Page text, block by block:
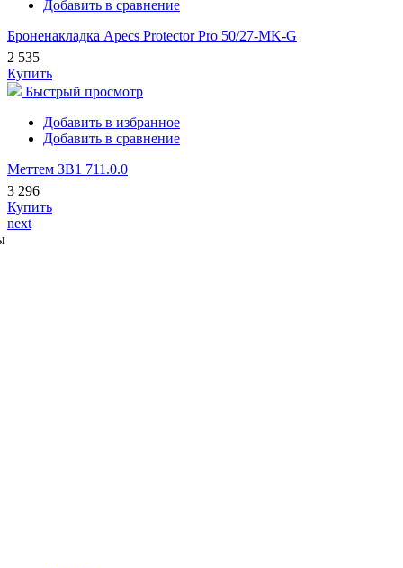
Добавить в сравнение
Броненакладка Apecs Protector Pro 50/27-MK-G
2 535
Купить
Быстрый просмотр
Добавить в избранное
Добавить в сравнение
Меттем ЗВ1 711.0.0
3 296
Купить
next